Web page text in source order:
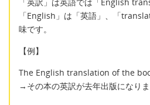
「English」は「英語」、「
味です。
【例】
The English translation of the
→その本の英訳が去年出版になりま